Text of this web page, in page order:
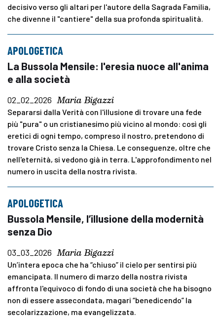
decisivo verso gli altari per l'autore della Sagrada Familia,
che divenne il "cantiere" della sua profonda spiritualità.
APOLOGETICA
La Bussola Mensile: l'eresia nuoce all'anima
e alla società
02_02_2026 Maria Bigazzi
Separarsi dalla Verità con l'illusione di trovare una fede
più "pura" o un cristianesimo più vicino al mondo: così gli
eretici di ogni tempo, compreso il nostro, pretendono di
trovare Cristo senza la Chiesa. Le conseguenze, oltre che
nell'eternità, si vedono già in terra. L'approfondimento nel
numero in uscita della nostra rivista.
APOLOGETICA
Bussola Mensile, l’illusione della modernità
senza Dio
03_03_2026 Maria Bigazzi
Un’intera epoca che ha “chiuso” il cielo per sentirsi più
emancipata. Il numero di marzo della nostra rivista
affronta l'equivoco di fondo di una società che ha bisogno
non di essere assecondata, magari “benedicendo” la
secolarizzazione, ma evangelizzata.